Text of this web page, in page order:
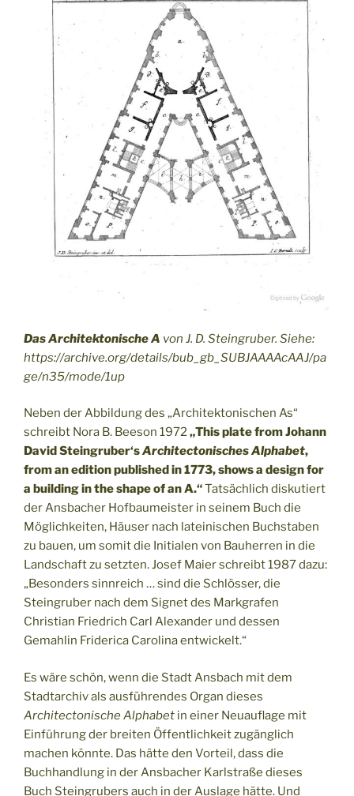
Das Architektonische A von J. D. Steingruber. Siehe:
https://archive.org/details/bub_gb_SUBJAAAAcAAJ/pa
ge/n35/mode/1up
Neben der Abbildung des „Architektonischen As“
schreibt Nora B. Beeson 1972„This plate from Johann
David Steingruber‘sArchitectonisches Alphabet,
from an edition published in 1773, shows a design for
a building in the shape of an A.“Tatsächlich diskutiert
der Ansbacher Hofbaumeister in seinem Buch die
Möglichkeiten, Häuser nach lateinischen Buchstaben
zu bauen, um somit die Initialen von Bauherren in die
Landschaft zu setzten. Josef Maier schreibt 1987 dazu:
„Besonders sinnreich … sind die Schlösser, die
Steingruber nach dem Signet des Markgrafen
Christian Friedrich Carl Alexander und dessen
Gemahlin Friderica Carolina entwickelt.“
Es wäre schön, wenn die Stadt Ansbach mit dem
Stadtarchiv als ausführendes Organ dieses
Architectonische Alphabet in einer Neuauflage mit
Einführung der breiten Öffentlichkeit zugänglich
machen könnte. Das hätte den Vorteil, dass die
Buchhandlung in der Ansbacher Karlstraße dieses
Buch Steingrubers auch in der Auslage hätte. Und